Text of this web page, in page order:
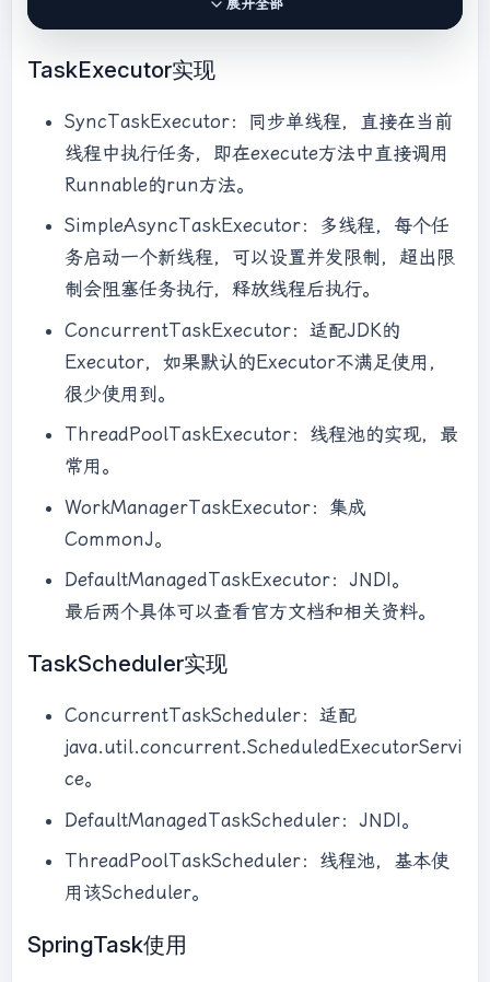
展开全部
TaskExecutor实现
SyncTaskExecutor：同步单线程，直接在当前
线程中执行任务，即在execute方法中直接调用
Runnable的run方法。
SimpleAsyncTaskExecutor：多线程，每个任
务启动一个新线程，可以设置并发限制，超出限
制会阻塞任务执行，释放线程后执行。
ConcurrentTaskExecutor：适配JDK的
Executor，如果默认的Executor不满足使用，
很少使用到。
ThreadPoolTaskExecutor：线程池的实现，最
常用。
WorkManagerTaskExecutor：集成
CommonJ。
DefaultManagedTaskExecutor：JNDI。
最后两个具体可以查看官方文档和相关资料。
TaskScheduler实现
ConcurrentTaskScheduler：适配
java.util.concurrent.ScheduledExecutorServi
ce。
DefaultManagedTaskScheduler：JNDI。
ThreadPoolTaskScheduler：线程池，基本使
用该Scheduler。
SpringTask使用